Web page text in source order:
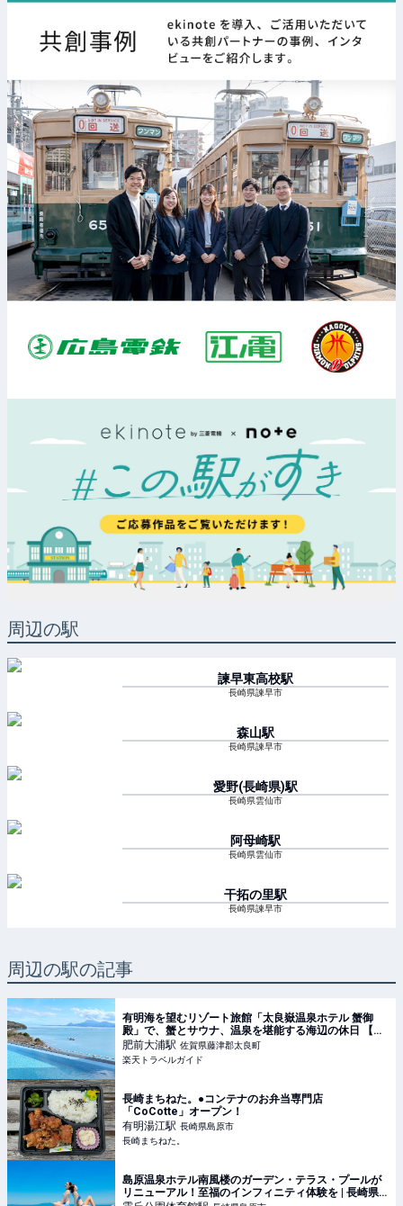
周辺の駅
諫早東高校駅
長崎県諫早市
森山駅
長崎県諫早市
愛野(長崎県)駅
長崎県雲仙市
阿母崎駅
長崎県雲仙市
干拓の里駅
長崎県諫早市
周辺の駅の記事
有明海を望むリゾート旅館「太良嶽温泉ホテル 蟹御
殿」で、蟹とサウナ、温泉を堪能する海辺の休日 【楽
天トラベル】
肥前大浦駅 佐賀県藤津郡太良町
楽天トラベルガイド
長崎まちねた。●コンテナのお弁当専門店
「CoCotte」オープン！
有明湯江駅 長崎県島原市
長崎まちねた。
島原温泉ホテル南風楼のガーデン・テラス・プールが
リニューアル！至福のインフィニティ体験を | 長崎県 |